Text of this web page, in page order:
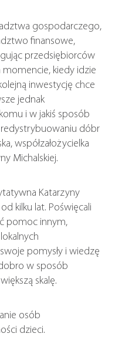
gospodarczego,
finansowe,
przedsiębiorców
kiedy idzie
inwestycję chce
jednak
i w jakiś sposób
dóbr
współzałożycielka
Michalskiej.
Katarzyny
kilku lat. Poświęcali
pomoc innym,
pomysły i wiedzę
w sposób
skalę.
osób
dzieci.